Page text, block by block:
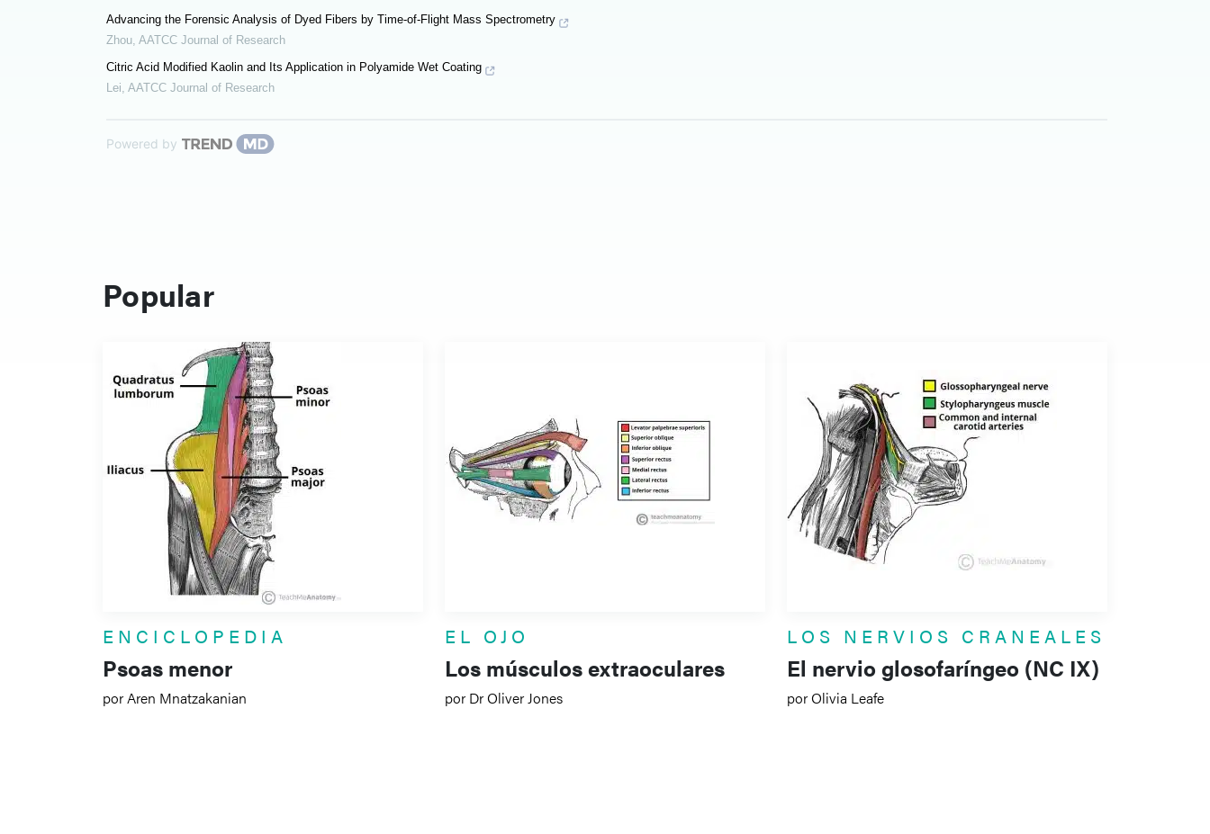
Advancing the Forensic Analysis of Dyed Fibers by Time-of-Flight Mass Spectrometry
Zhou, AATCC Journal of Research
Citric Acid Modified Kaolin and Its Application in Polyamide Wet Coating
Lei, AATCC Journal of Research
Powered by
Popular
ENCICLOPEDIA
Psoas menor
por Aren Mnatzakanian
EL OJO
Los músculos extraoculares
por Dr Oliver Jones
LOS NERVIOS CRANEALES
El nervio glosofaríngeo (NC IX)
por Olivia Leafe